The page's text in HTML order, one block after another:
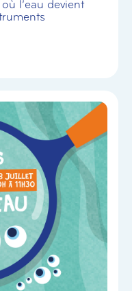
l’eau devient